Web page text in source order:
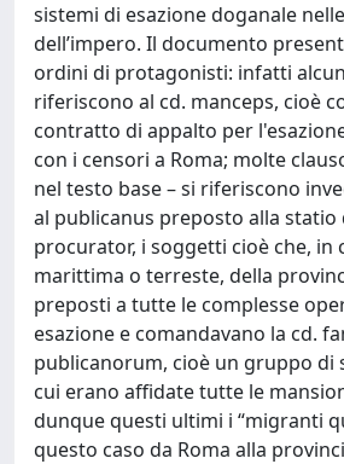
sistemi di esazione doganale
dell’impero. Il documento
ordini di protagonisti: infatti
riferiscono al cd. manceps, cioè
contratto di appalto per
con i censori a Roma; molte
nel testo base – si riferiscono
al publicanus preposto alla statio
procurator, i soggetti cioè che, in
marittima o terreste, della
preposti a tutte le complesse
esazione e comandavano la cd.
publicanorum, cioè un gruppo di
cui erano affidate tutte le
dunque questi ultimi i “migranti
questo caso da Roma alla